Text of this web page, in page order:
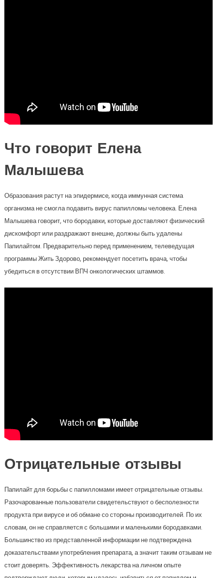
Что говорит Елена
Малышева
Образования растут на эпидермисе, когда иммунная система
организма не смогла подавить вирус папилломы человека. Елена
Малышева говорит, что бородавки, которые доставляют физический
дискомфорт или раздражают внешне, должны быть удалены
Папилайтом. Предварительно перед применением, телеведущая
программы Жить Здорово, рекомендует посетить врача, чтобы
убедиться в отсутствии ВПЧ онкологических штаммов.
Отрицательные отзывы
Папилайт для борьбы с папилломами имеет отрицательные отзывы.
Разочарованные пользователи свидетельствуют о бесполезности
продукта при вирусе и об обмане со стороны производителей. По их
словам, он не справляется с большими и маленькими бородавками.
Большинство из представленной информации не подтверждена
доказательствами употребления препарата, а значит таким отзывам не
стоит доверять. Эффективность лекарства на личном опыте